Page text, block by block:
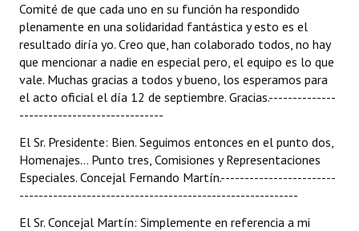
Comité de que cada uno en su función ha respondido
plenamente en una solidaridad fantástica y esto es el
resultado diría yo. Creo que, han colaborado todos, no hay
que mencionar a nadie en especial pero, el equipo es lo que
vale. Muchas gracias a todos y bueno, los esperamos para
el acto oficial el día 12 de septiembre. Gracias.--------------
------------------------------
El Sr. Presidente: Bien. Seguimos entonces en el punto dos,
Homenajes... Punto tres, Comisiones y Representaciones
Especiales. Concejal Fernando Martín.------------------------
----------------------------------------------------------
El Sr. Concejal Martín: Simplemente en referencia a mi